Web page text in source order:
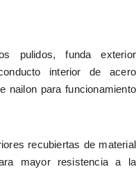
pulidos, funda exterior
interior de acero
nailon para funcionamiento
recubiertas de material
mayor resistencia a la